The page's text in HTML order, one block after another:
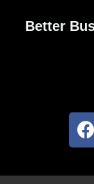
Better
F
a